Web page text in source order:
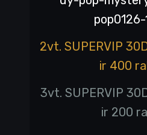
2vt. SUPERVIP
ir 400
3vt. SUPERVIP
ir 200